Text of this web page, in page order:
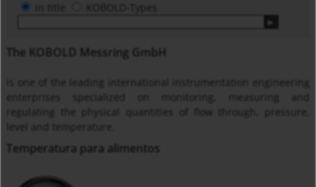
KOBOLD-Types
The KOBOLD Messring GmbH
is one of the leading international instrumentation engineering
enterprises specialized on monitoring, measuring and
regulating the physical quantities of flow through, pressure,
level and temperature.
Temperatura para alimentos